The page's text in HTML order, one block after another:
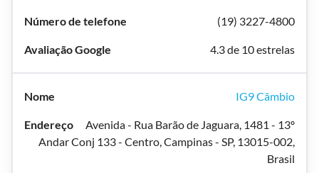
(19) 3227-4800
4.3 de 10 estrelas
IG9 Câmbio
Avenida - Rua Barão de Jaguara, 1481 - 13º
Andar Conj 133 - Centro, Campinas - SP, 13015-002,
Brasil